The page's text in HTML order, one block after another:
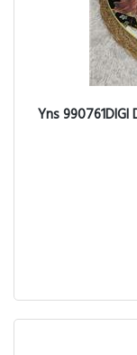
Yns 990761DIGI